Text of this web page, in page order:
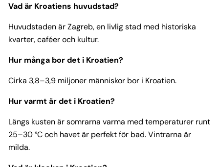
Vad är Kroatiens huvudstad?
Huvudstaden är Zagreb, en livlig stad med historiska
kvarter, caféer och kultur.
Hur många bor det i Kroatien?
Cirka 3,8–3,9 miljoner människor bor i Kroatien.
Hur varmt är det i Kroatien?
Längs kusten är somrarna varma med temperaturer runt
25–30 °C och havet är perfekt för bad. Vintrarna är
milda.